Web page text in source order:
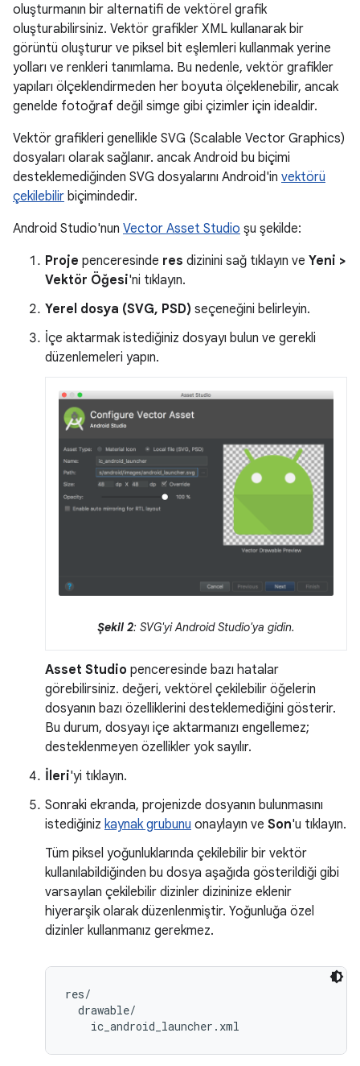
oluşturmanın bir alternatifi de vektörel grafik
oluşturabilirsiniz. Vektör grafikler XML kullanarak bir
görüntü oluşturur ve piksel bit eşlemleri kullanmak yerine
yolları ve renkleri tanımlama. Bu nedenle, vektör grafikler
yapıları ölçeklendirmeden her boyuta ölçeklenebilir, ancak
genelde fotoğraf değil simge gibi çizimler için idealdir.
Vektör grafikleri genellikle SVG (Scalable Vector Graphics)
dosyaları olarak sağlanır. ancak Android bu biçimi
desteklemediğinden SVG dosyalarını Android'in vektörü
çekilebilir biçimindedir.
Android Studio'nun Vector Asset Studio şu şekilde:
Proje penceresinde res dizinini sağ tıklayın ve Yeni >
Vektör Öğesi'ni tıklayın.
Yerel dosya (SVG, PSD) seçeneğini belirleyin.
İçe aktarmak istediğiniz dosyayı bulun ve gerekli
düzenlemeleri yapın.
Şekil 2: SVG'yi Android Studio'ya gidin.
Asset Studio penceresinde bazı hatalar
görebilirsiniz. değeri, vektörel çekilebilir öğelerin
dosyanın bazı özelliklerini desteklemediğini gösterir.
Bu durum, dosyayı içe aktarmanızı engellemez;
desteklenmeyen özellikler yok sayılır.
İleri'yi tıklayın.
Sonraki ekranda, projenizde dosyanın bulunmasını
istediğiniz kaynak grubunu onaylayın ve Son'u tıklayın.
Tüm piksel yoğunluklarında çekilebilir bir vektör
kullanılabildiğinden bu dosya aşağıda gösterildiği gibi
varsayılan çekilebilir dizinler dizininize eklenir
hiyerarşik olarak düzenlenmiştir. Yoğunluğa özel
dizinler kullanmanız gerekmez.
res/
  drawable/